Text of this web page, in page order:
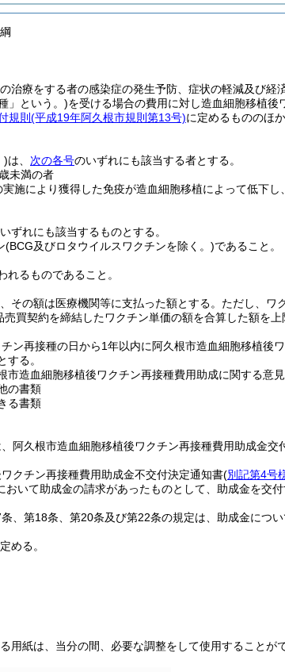
治療をする者の感染症の発生予防、症状の軽減及び経
」という。)を受ける場合の費用に対し造血細胞移植後
規則 (平成19年阿久根市規則第13号)に定めるもののほ
)は、 次の各号のいずれにも該当する者とする。
未満の者
施により獲得した免疫が造血細胞移植によって低下
ずれにも該当するものとする。
(BCG及びロタウイルスワクチンを除く。)であること。
れるものであること。
その額は医療機関等に支払った額とする。 ただし、ワ
買契約を締結したワクチン単価の額を合算した額を上
ン再接種の日から1年以内に阿久根市造血細胞移植後
する。
造血細胞移植後ワクチン再接種費用助成に関する意
の書類
る書類
阿久根市造血細胞移植後ワクチン再接種費用助成金交
クチン再接種費用助成金不交付決定通知書(別記第4号
いて助成金の請求があったものとして、助成金を交付
、第18条、第20条及び第22条の規定は、助成金につい
める。
紙は、当分の間、必要な調整をして使用することがで